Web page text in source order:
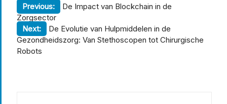
Berichtnavigatie
Previous:
De Impact van Blockchain in de
Zorgsector
Next:
De Evolutie van Hulpmiddelen in de
Gezondheidszorg: Van Stethoscopen tot Chirurgische
Robots